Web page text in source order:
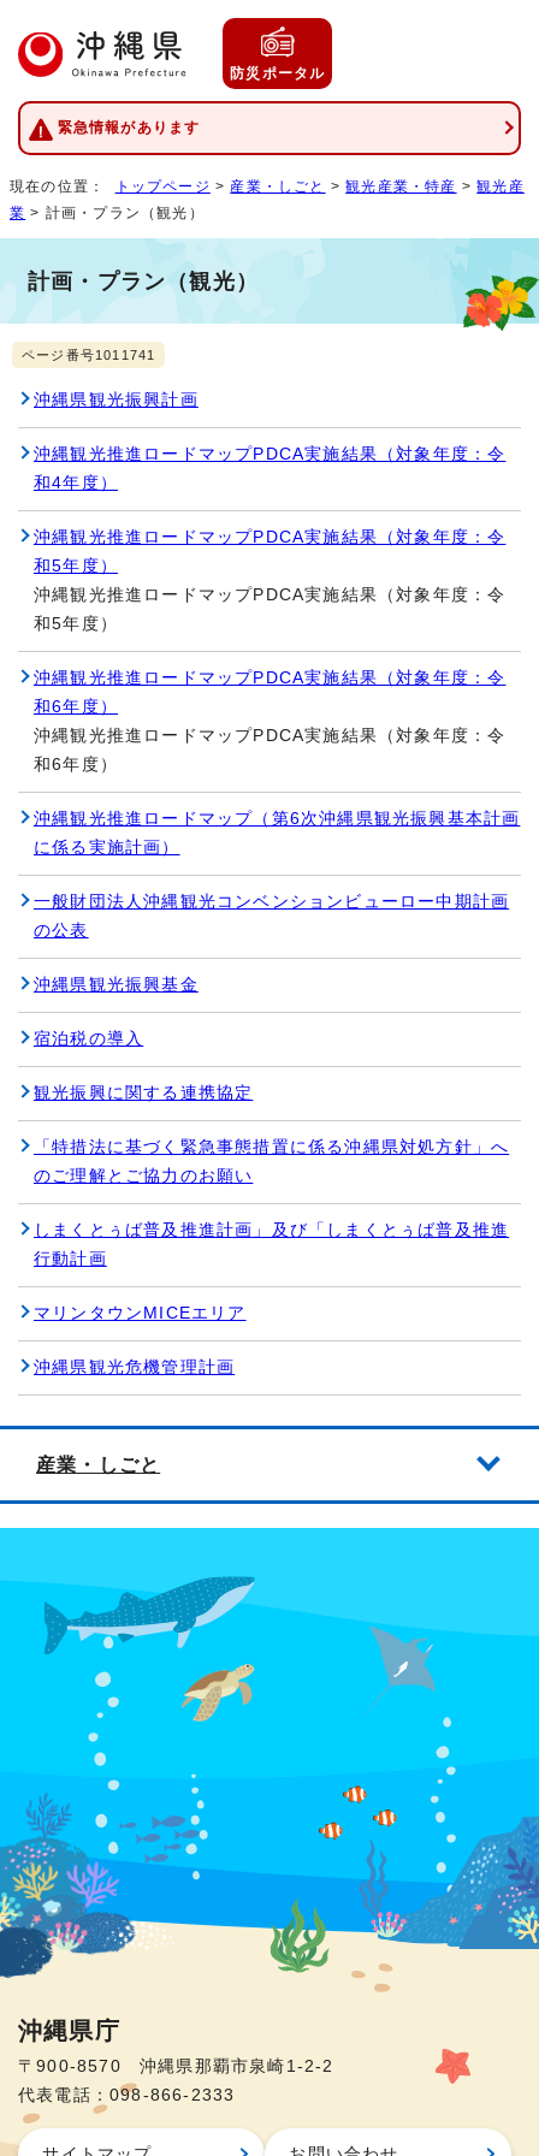
防災ポータル
緊急情報があります
現在の位置： トップページ > 産業・しごと >観光産業・特産 >観光産
業 > 計画・プラン（観光）
計画・プラン（観光）
ページ番号1011741
沖縄県観光振興計画
沖縄観光推進ロードマップPDCA実施結果（対象年度：令
和4年度）
沖縄観光推進ロードマップPDCA実施結果（対象年度：令
和5年度）
沖縄観光推進ロードマップPDCA実施結果（対象年度：令
和5年度）
沖縄観光推進ロードマップPDCA実施結果（対象年度：令
和6年度）
沖縄観光推進ロードマップPDCA実施結果（対象年度：令
和6年度）
沖縄観光推進ロードマップ（第6次沖縄県観光振興基本計画
に係る実施計画）
一般財団法人沖縄観光コンベンションビューロー中期計画
の公表
沖縄県観光振興基金
宿泊税の導入
観光振興に関する連携協定
「特措法に基づく緊急事態措置に係る沖縄県対処方針」へ
のご理解とご協力のお願い
しまくとぅば普及推進計画」及び「しまくとぅば普及推進
行動計画
マリンタウンMICEエリア
沖縄県観光危機管理計画
産業・しごと
沖縄県庁
〒900-8570 沖縄県那覇市泉崎1-2-2
代表電話：098-866-2333